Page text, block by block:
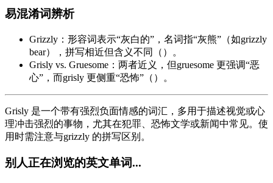
易混淆词辨析
Grizzly：形容词表示“灰白的”，名词指“灰熊”（如grizzly
bear），拼写相近但含义不同（）。
Grisly vs. Gruesome：两者近义，但gruesome 更强调“恶
心”，而grisly 更侧重“恐怖”（）。
Grisly 是一个带有强烈负面情感的词汇，多用于描述视觉或心
理冲击强烈的事物，尤其在犯罪、恐怖文学或新闻中常见。使
用时需注意与grizzly 的拼写区别。
别人正在浏览的英文单词...